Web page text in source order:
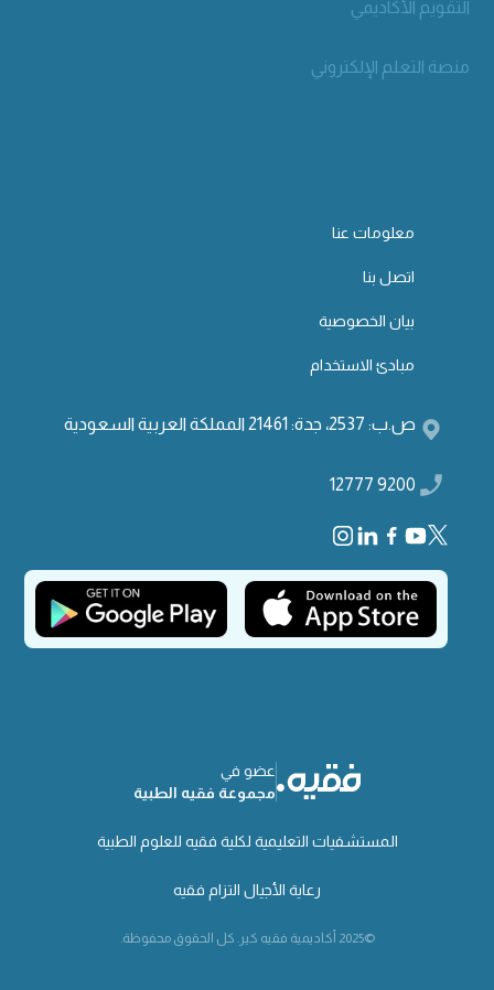
التقويم الأكاديمي
منصة التعلم الإلكتروني
معلومات عنا
اتصل بنا
بيان الخصوصية
مبادئ الاستخدام
ص.ب: 2537، جدة: 21461 المملكة العربية السعودية
9200 12777
عضو في
مجموعة فقيه الطبية
المستشفيات التعليمية لكلية فقيه للعلوم الطبية
رعاية الأجيال التزام فقيه
©2025 أكاديمية فقيه كير. كل الحقوق محفوظة.